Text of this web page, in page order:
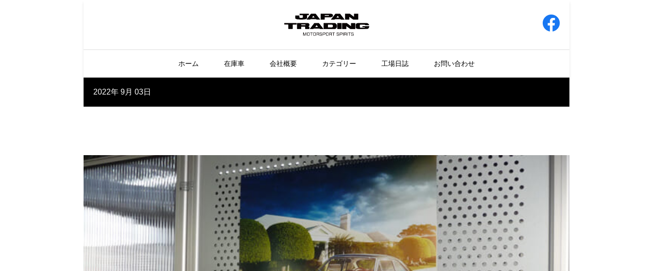
ホーム 在庫車 会社概要 カテゴリー 工場日誌 お問い合わせ
2022年 9月 03日